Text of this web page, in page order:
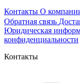
Контакты О
Обратная связь
Юридическая
конфиденциальности
Контакты